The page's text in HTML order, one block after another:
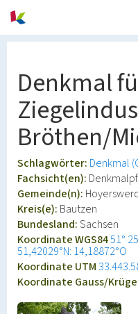
Denkmal
Bröthen/
Schlagwörter: Denkmal
Fachsicht(en):
Gemeinde(n):
Kreis(e): Bautzen
Bundesland:Sachsen
Koordinate WGS8451°
51,42029°N: 14,18872°O
Koordinate UTM
Koordinate Gauss/